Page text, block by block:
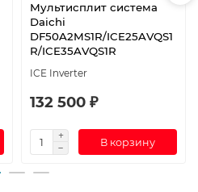
Мультисплит система
Daichi
DF50A2MS1R/ICE25AVQS1
R/ICE35AVQS1R
ICE Inverter
132 500 ₽
В корзину